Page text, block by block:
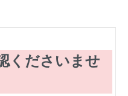
くださいませ